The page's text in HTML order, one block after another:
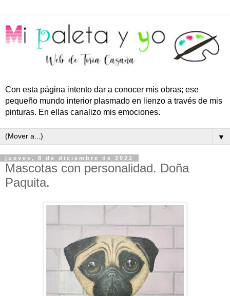
Con esta página intento dar a conocer mis obras; ese
pequeño mundo interior plasmado en lienzo a través de mis
pinturas. En ellas canalizo mis emociones.
▼
jueves, 8 de diciembre de 2022
Mascotas con personalidad. Doña
Paquita.